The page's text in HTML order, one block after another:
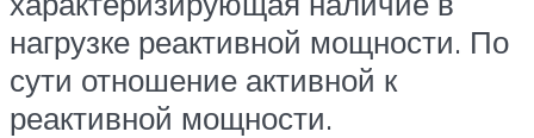
нагрузке реактивной мощности. По
сути отношение активной к
реактивной мощности.